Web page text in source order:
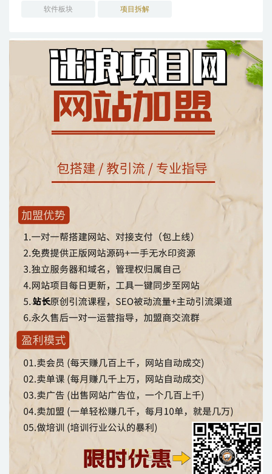
软件板块 项目拆解